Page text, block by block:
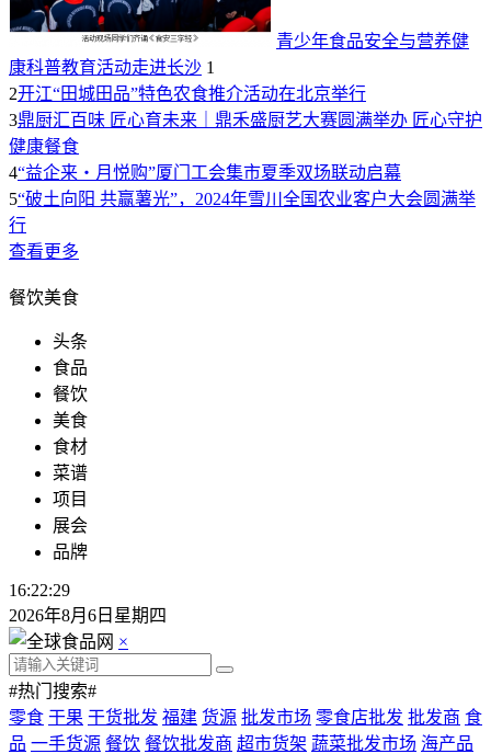
青少年食品安全与营养健
康科普教育活动走进长沙 1
2开江“田城田品”特色农食推介活动在北京举行
3鼎厨汇百味 匠心育未来｜鼎禾盛厨艺大赛圆满举办 匠心守护
健康餐食
4“益企来・月悦购”厦门工会集市夏季双场联动启幕
5“破土向阳 共赢薯光”，2024年雪川全国农业客户大会圆满举
行
查看更多
餐饮美食
头条
食品
餐饮
美食
食材
菜谱
项目
展会
品牌
16:22:29
2026年8月6日星期四
×
#热门搜索#
零食 干果 干货批发 福建 货源 批发市场 零食店批发 批发商 食
品 一手货源 餐饮 餐饮批发商 超市货架 蔬菜批发市场 海产品